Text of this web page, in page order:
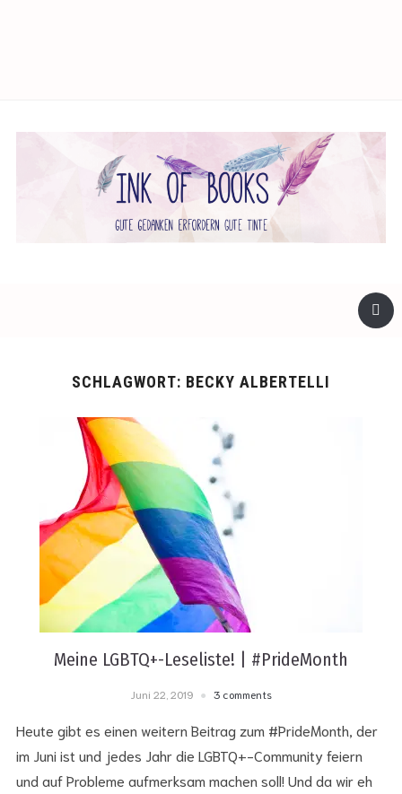
SCHLAGWORT: BECKY ALBERTELLI
Meine LGBTQ+-Leseliste! | #PrideMonth
Juni 22, 2019 3 comments
Heute gibt es einen weitern Beitrag zum #PrideMonth, der
im Juni ist und jedes Jahr die LGBTQ+-Community feiern
und auf Probleme aufmerksam machen soll! Und da wir eh